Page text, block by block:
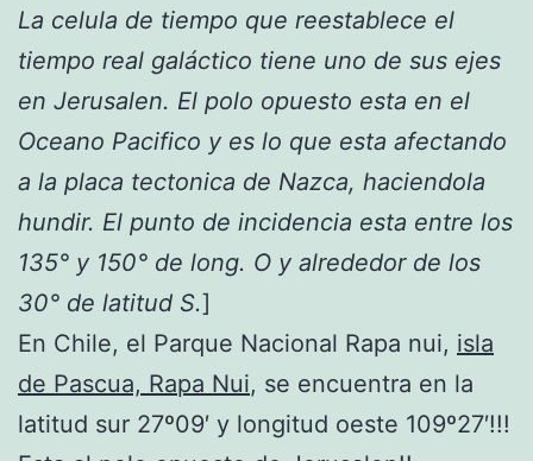
La celula de tiempo que reestablece el
tiempo real galáctico tiene uno de sus ejes
en Jerusalen. El polo opuesto esta en el
Oceano Pacifico y es lo que esta afectando
a la placa tectonica de Nazca, haciendola
hundir. El punto de incidencia esta entre los
135° y 150° de long. O y alrededor de los
30° de latitud S.]
En Chile, el Parque Nacional Rapa nui, isla
de Pascua, Rapa Nui, se encuentra en la
latitud sur 27º09′ y longitud oeste 109º27′!!!